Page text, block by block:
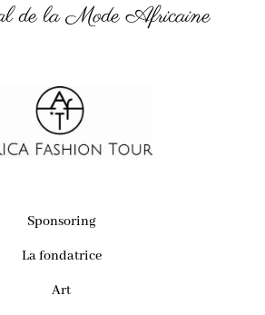
de la Mode Africaine
Sponsoring
La fondatrice
Art